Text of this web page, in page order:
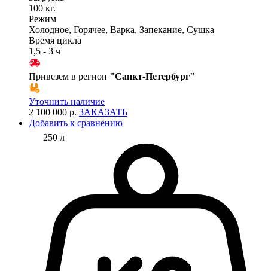
100 кг.
Режим
Холодное, Горячее, Варка, Запекание, Сушка
Время цикла
1,5 - 3 ч
Привезем в регион "Санкт-Петербург"
Уточнить наличие
2 100 000 р. ЗАКАЗАТЬ
Добавить к сравнению
250 л